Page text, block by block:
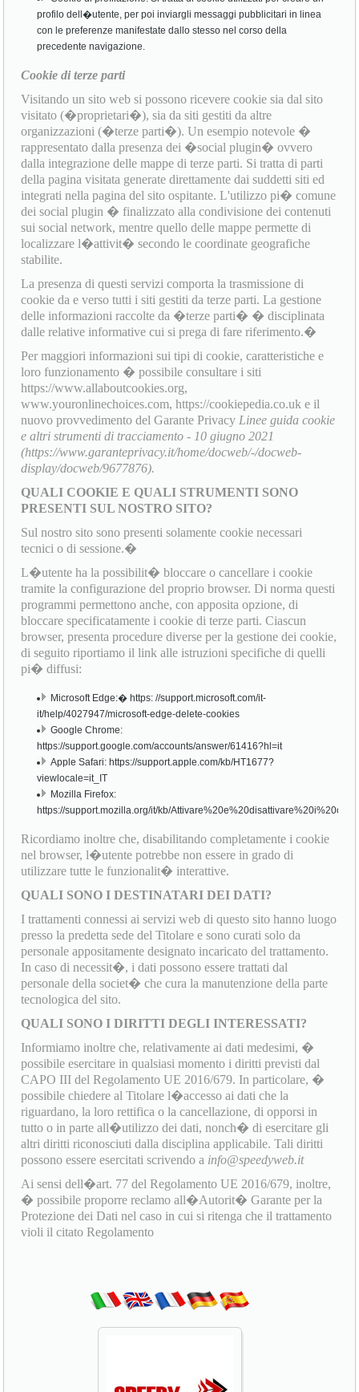
profilo dell�utente, per poi inviargli messaggi pubblicitari in linea
con le preferenze manifestate dallo stesso nel corso della
precedente navigazione.
Cookie di terze parti
Visitando un sito web si possono ricevere cookie sia dal sito
visitato (�proprietari�), sia da siti gestiti da altre
organizzazioni (�terze parti�). Un esempio notevole �
rappresentato dalla presenza dei �social plugin� ovvero
dalla integrazione delle mappe di terze parti. Si tratta di parti
della pagina visitata generate direttamente dai suddetti siti ed
integrati nella pagina del sito ospitante. L'utilizzo pi� comune
dei social plugin � finalizzato alla condivisione dei contenuti
sui social network, mentre quello delle mappe permette di
localizzare l�attivit� secondo le coordinate geografiche
stabilite.
La presenza di questi servizi comporta la trasmissione di
cookie da e verso tutti i siti gestiti da terze parti. La gestione
delle informazioni raccolte da �terze parti� � disciplinata
dalle relative informative cui si prega di fare riferimento.�
Per maggiori informazioni sui tipi di cookie, caratteristiche e
loro funzionamento � possibile consultare i siti
https://www.allaboutcookies.org,
www.youronlinechoices.com, https://cookiepedia.co.uk e il
nuovo provvedimento del Garante Privacy Linee guida cookie
e altri strumenti di tracciamento - 10 giugno 2021
(https://www.garanteprivacy.it/home/docweb/-/docweb-
display/docweb/9677876).
QUALI COOKIE E QUALI STRUMENTI SONO
PRESENTI SUL NOSTRO SITO?
Sul nostro sito sono presenti solamente cookie necessari
tecnici o di sessione.�
L�utente ha la possibilit� bloccare o cancellare i cookie
tramite la configurazione del proprio browser. Di norma questi
programmi permettono anche, con apposita opzione, di
bloccare specificatamente i cookie di terze parti. Ciascun
browser, presenta procedure diverse per la gestione dei cookie,
di seguito riportiamo il link alle istruzioni specifiche di quelli
pi� diffusi:
Microsoft Edge:� https: //support.microsoft.com/it-
it/help/4027947/microsoft-edge-delete-cookies
Google Chrome:
https://support.google.com/accounts/answer/61416?hl=it
Apple Safari: https://support.apple.com/kb/HT1677?
viewlocale=it_IT
Mozilla Firefox:
https://support.mozilla.org/it/kb/
Ricordiamo inoltre che, disabilitando completamente i cookie
nel browser, l�utente potrebbe non essere in grado di
utilizzare tutte le funzionalit� interattive.
QUALI SONO I DESTINATARI DEI DATI?
I trattamenti connessi ai servizi web di questo sito hanno luogo
presso la predetta sede del Titolare e sono curati solo da
personale appositamente designato incaricato del trattamento.
In caso di necessit�, i dati possono essere trattati dal
personale della societ� che cura la manutenzione della parte
tecnologica del sito.
QUALI SONO I DIRITTI DEGLI INTERESSATI?
Informiamo inoltre che, relativamente ai dati medesimi, �
possibile esercitare in qualsiasi momento i diritti previsti dal
CAPO III del Regolamento UE 2016/679. In particolare, �
possibile chiedere al Titolare l�accesso ai dati che la
riguardano, la loro rettifica o la cancellazione, di opporsi in
tutto o in parte all�utilizzo dei dati, nonch� di esercitare gli
altri diritti riconosciuti dalla disciplina applicabile. Tali diritti
possono essere esercitati scrivendo a info@speedyweb.it
Ai sensi dell�art. 77 del Regolamento UE 2016/679, inoltre,
� possibile proporre reclamo all�Autorit� Garante per la
Protezione dei Dati nel caso in cui si ritenga che il trattamento
violi il citato Regolamento